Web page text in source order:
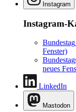
Instagram
Instagram-
Bundestag
Fenster)
neues
LinkedIn
Mastodon